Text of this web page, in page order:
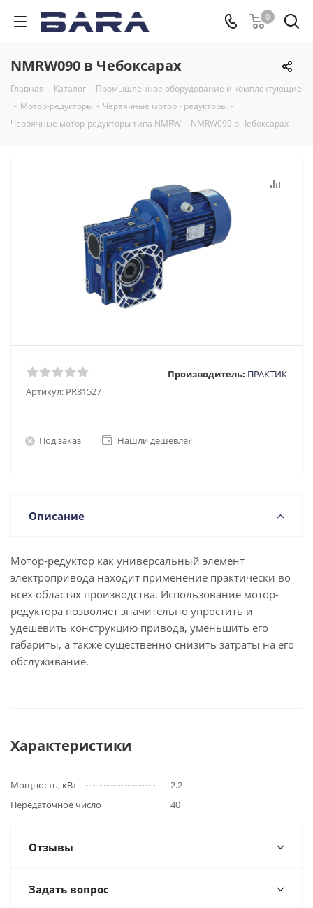
0
NMRW090 в Чебоксарах
Главная - Каталог - Промышленное оборудование и комплектующие
- Мотор-редукторы - Червячные мотор - редукторы -
Червячные мотор-редукторы типа NMRW - NMRW090 в Чебоксарах
Артикул: PR81527
Производитель: ПРАКТИК
Под заказ Нашли дешевле?
Описание
Мотор-редуктор как универсальный элемент
электропривода находит применение практически во
всех областях производства. Использование мотор-
редуктора позволяет значительно упростить и
удешевить конструкцию привода, уменьшить его
габариты, а также существенно снизить затраты на его
обслуживание.
Характеристики
Мощность, кВт
2.2
Передаточное число
40
Отзывы
Задать вопрос